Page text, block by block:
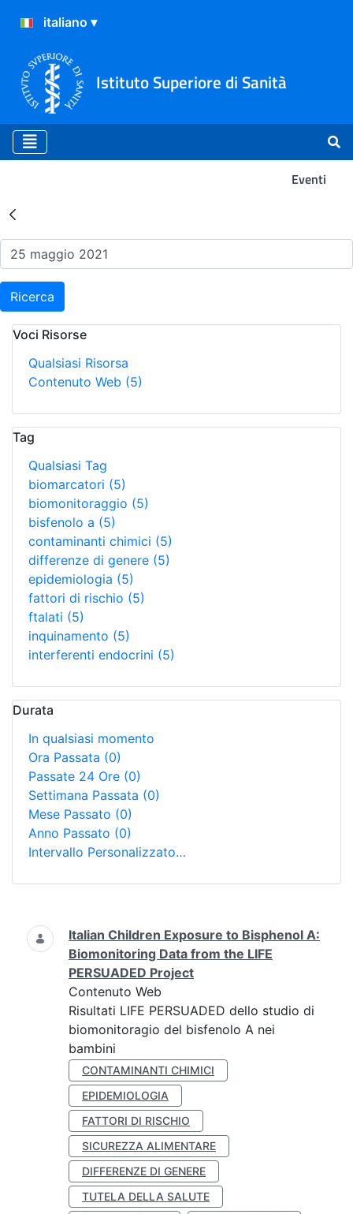
Istituto Superiore di Sanità
Eventi
Risultati della Ricerca -
Ricerca
Voci Risorse
Qualsiasi Risorsa
Contenuto Web (5)
Tag
Qualsiasi Tag
biomarcatori (5)
biomonitoraggio (5)
bisfenolo a (5)
contaminanti chimici (5)
differenze di genere (5)
epidemiologia (5)
fattori di rischio (5)
ftalati (5)
inquinamento (5)
interferenti endocrini (5)
Durata
In qualsiasi momento
Ora Passata (0)
Passate 24 Ore (0)
Settimana Passata (0)
Mese Passato (0)
Anno Passato (0)
Intervallo Personalizzato…
Ricerca
Italian Children Exposure to Bisphenol A:
Biomonitoring Data from the LIFE
PERSUADED Project
Contenuto Web
Risultati LIFE PERSUADED dello studio di
biomonitoragio del bisfenolo A nei
bambini
CONTAMINANTI CHIMICI
EPIDEMIOLOGIA
FATTORI DI RISCHIO
SICUREZZA ALIMENTARE
DIFFERENZE DI GENERE
TUTELA DELLA SALUTE